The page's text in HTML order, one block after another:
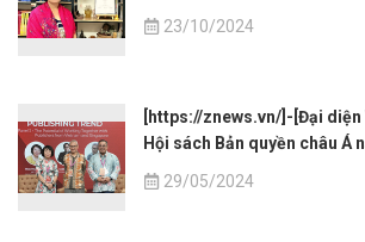
23/10/2024
[https://znews.vn/]-[Đại
Hội sách Bản quyền châu Á
29/05/2024